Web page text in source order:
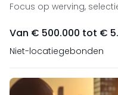
Focus op werving,
Van € 500.000 tot €
Niet-locatiegebonden